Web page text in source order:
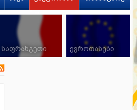
საფრანგეთი ევროთასები